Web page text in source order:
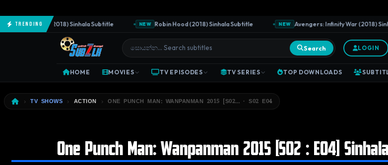
Trending
Predator (2018) Sinhala Subtitle NEW Robin Hood (2018) Sinhala Subtitle NEW Avengers: Infinity War (2018)
Search LOGIN
HOME MOVIES TV EPISODES TV SERIES TOP DOWNLOADS
TV SHOWS ACTION ONE PUNCH MAN: WANPANMAN 2015 [S02… · S02 E04
One Punch Man: Wanpanman 2015 [S02 : E04]